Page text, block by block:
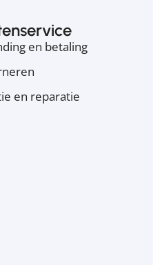
en betaling
en reparatie